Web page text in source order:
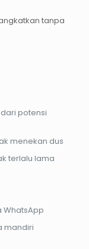
tanpa
potensi
menekan dus
terlalu lama
WhatsApp
mandiri